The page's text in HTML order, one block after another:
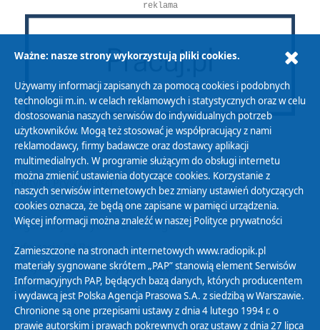
reklama
Polityka Prywatności
Zasady korzystania z Serwisu
Organizacje Pożytku Publicznego
Cyfryzacja DAB+
Polityka ochrony danych osobowych
Abonament
Zamówienia publiczne
Ważne: nasze strony wykorzystują pliki cookies.
Używamy informacji zapisanych za pomocą cookies i podobnych
technologii m.in. w celach reklamowych i statystycznych oraz w celu
dostosowania naszych serwisów do indywidualnych potrzeb
użytkowników. Mogą też stosować je współpracujący z nami
reklamodawcy, firmy badawcze oraz dostawcy aplikacji
multimedialnych. W programie służącym do obsługi internetu
można zmienić ustawienia dotyczące cookies. Korzystanie z
naszych serwisów internetowych bez zmiany ustawień dotyczących
cookies oznacza, że będą one zapisane w pamięci urządzenia.
Więcej informacji można znaleźć w naszej Polityce prywatności
Zamieszczone na stronach internetowych www.radiopik.pl
materiały sygnowane skrótem „PAP” stanowią element Serwisów
Informacyjnych PAP, będących bazą danych, których producentem
i wydawcą jest Polska Agencja Prasowa S.A. z siedzibą w Warszawie.
Chronione są one przepisami ustawy z dnia 4 lutego 1994 r. o
prawie autorskim i prawach pokrewnych oraz ustawy z dnia 27 lipca